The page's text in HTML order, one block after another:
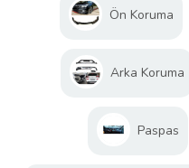
Ön Koruma
Arka Koruma
Paspas